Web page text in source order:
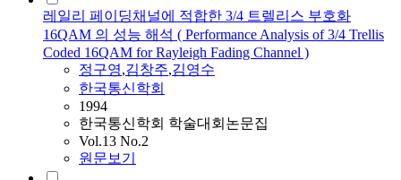
레일리 페이딩채널에 적합한 3/4 트렐리스 부호화
16QAM 의 성능 해석 ( Performance Analysis of 3/4 Trellis
Coded 16QAM for Rayleigh Fading Channel )
정구영,김창주,김영수
한국통신학회
1994
한국통신학회 학술대회논문집
Vol.13 No.2
원문보기